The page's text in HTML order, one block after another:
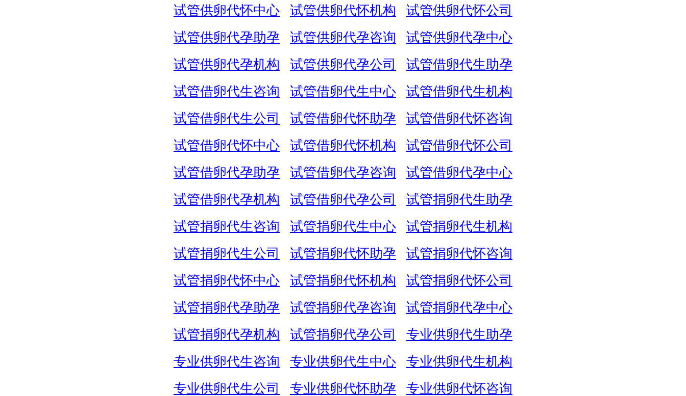
试管供卵代怀中心
试管供卵代怀机构
试管供卵代怀公司
试管供卵代孕助孕
试管供卵代孕咨询
试管供卵代孕中心
试管供卵代孕机构
试管供卵代孕公司
试管借卵代生助孕
试管借卵代生咨询
试管借卵代生中心
试管借卵代生机构
试管借卵代生公司
试管借卵代怀助孕
试管借卵代怀咨询
试管借卵代怀中心
试管借卵代怀机构
试管借卵代怀公司
试管借卵代孕助孕
试管借卵代孕咨询
试管借卵代孕中心
试管借卵代孕机构
试管借卵代孕公司
试管捐卵代生助孕
试管捐卵代生咨询
试管捐卵代生中心
试管捐卵代生机构
试管捐卵代生公司
试管捐卵代怀助孕
试管捐卵代怀咨询
试管捐卵代怀中心
试管捐卵代怀机构
试管捐卵代怀公司
试管捐卵代孕助孕
试管捐卵代孕咨询
试管捐卵代孕中心
试管捐卵代孕机构
试管捐卵代孕公司
专业供卵代生助孕
专业供卵代生咨询
专业供卵代生中心
专业供卵代生机构
专业供卵代生公司
专业供卵代怀助孕
专业供卵代怀咨询